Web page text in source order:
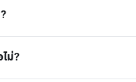
ม่?